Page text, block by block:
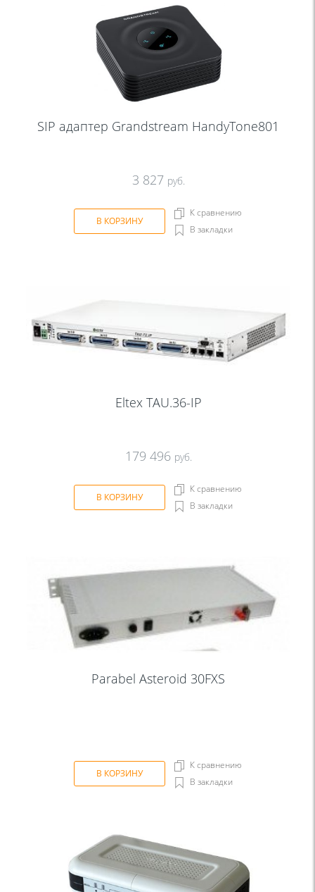
SIP aдаптер Grandstream HandyTone801
3 827 руб.
В КОРЗИНУ
К сравнению
В закладки
Eltex TAU.36-IP
179 496 руб.
В КОРЗИНУ
К сравнению
В закладки
Parabel Asteroid 30FXS
В КОРЗИНУ
К сравнению
В закладки